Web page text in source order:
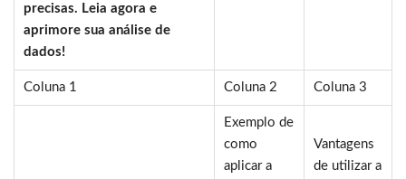
precisas. Leia agora e
aprimore sua análise de
dados!
Coluna 1 Coluna 2 Coluna 3
Exemplo de
como
aplicar a
Vantagens
de utilizar a